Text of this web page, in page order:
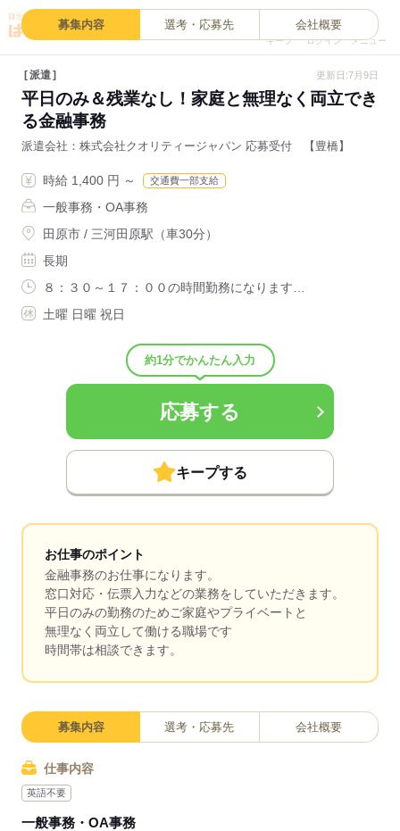
キープ ログイン メニュー
募集内容 選考・応募先 会社概要
派遣 更新日:7月9日
平日のみ＆残業なし！家庭と無理なく両立でき
る金融事務
派遣会社 株式会社クオリティージャパン 応募受付 【豊橋】
時給 1,400 円 ～ 交通費一部支給
一般事務・OA事務
田原市 / 三河田原駅（車30分）
長期
８：３０～１７：００の時間勤務になります…
土曜 日曜 祝日
約1分でかんたん入力
応募する
キープする
お仕事のポイント
金融事務のお仕事になります。
窓口対応・伝票入力などの業務をしていただきます。
平日のみの勤務のためご家庭やプライベートと
無理なく両立して働ける職場です
時間帯は相談できます。
募集内容 選考・応募先 会社概要
仕事内容
英語不要
一般事務・OA事務